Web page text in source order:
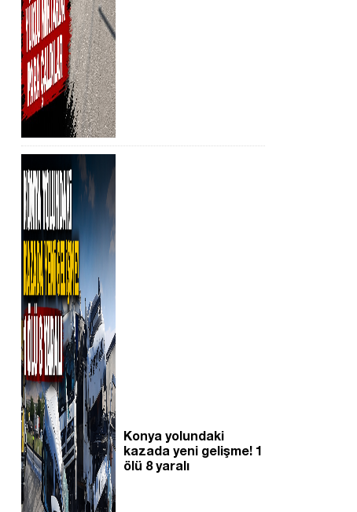
Konya yolundaki
kazada yeni gelişme! 1
ölü 8 yaralı